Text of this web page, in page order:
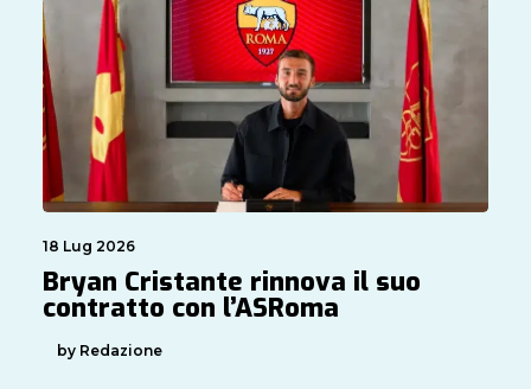
18 Lug 2026
Bryan Cristante rinnova il suo
contratto con l’ASRoma
by Redazione